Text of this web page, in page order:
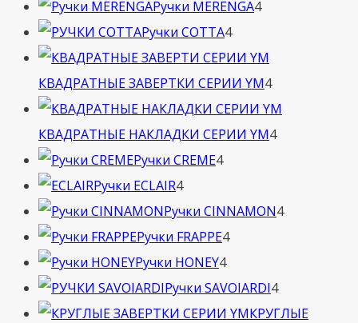
Ручки MERENGA44
Ручки COTTA44
товара
КВАДРАТНЫЕ ЗАВЕРТКИ СЕРИИ YM44
товара
КВАДРАТНЫЕ НАКЛАДКИ СЕРИИ YM44
Ручки CREME44
Ручки ECLAIR44
товара
Ручки CINNAMON44
Ручки FRAPPE44
Ручки HONEY44
товара
Ручки SAVOIARDI44
товара
КРУГЛЫЕ